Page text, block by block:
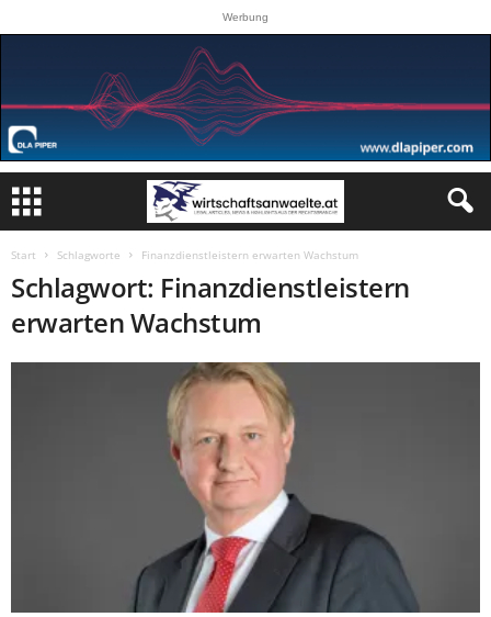
Werbung
Start Schlagworte Finanzdienstleistern erwarten Wachstum
Schlagwort: Finanzdienstleistern
erwarten Wachstum